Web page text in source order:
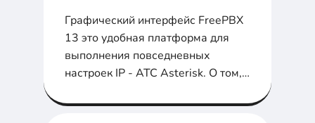
Графический интерфейс FreePBX
13 это удобная платформа для
выполнения повседневных
настроек IP - АТС Asterisk. О том,
вкладки в ФриПБКС, чтобы